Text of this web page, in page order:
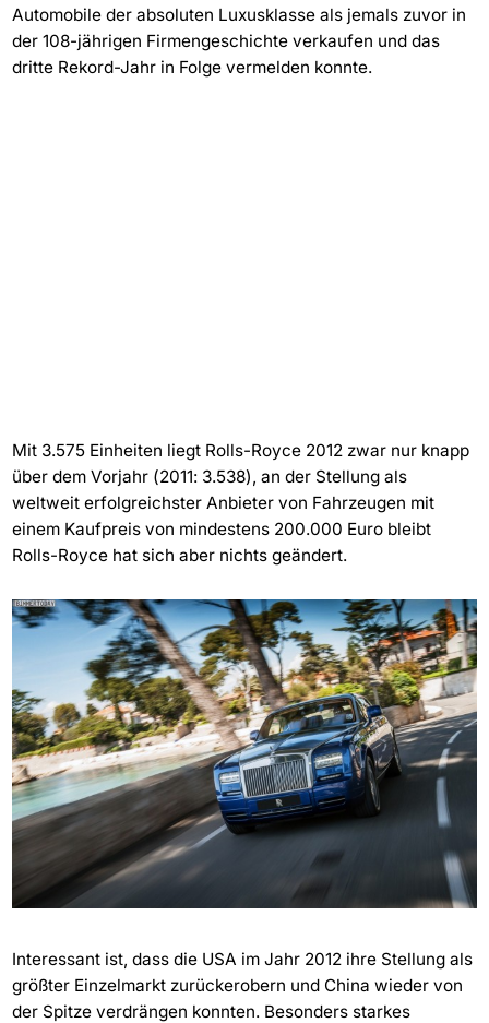
Automobile der absoluten Luxusklasse als jemals zuvor in
der 108-jährigen Firmengeschichte verkaufen und das
dritte Rekord-Jahr in Folge vermelden konnte.
Mit 3.575 Einheiten liegt Rolls-Royce 2012 zwar nur knapp
über dem Vorjahr (2011: 3.538), an der Stellung als
weltweit erfolgreichster Anbieter von Fahrzeugen mit
einem Kaufpreis von mindestens 200.000 Euro bleibt
Rolls-Royce hat sich aber nichts geändert.
Interessant ist, dass die USA im Jahr 2012 ihre Stellung als
größter Einzelmarkt zurückerobern und China wieder von
der Spitze verdrängen konnten. Besonders starkes